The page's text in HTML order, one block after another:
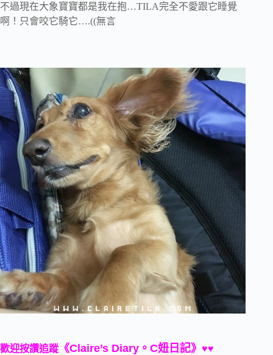
不過現在大象寶寶都是我在抱…TILA完全不愛跟它睡覺
啊！只會咬它騎它….((無言
歡迎按讚追蹤 《Claire’s Diary。C妞日記》 ♥♥